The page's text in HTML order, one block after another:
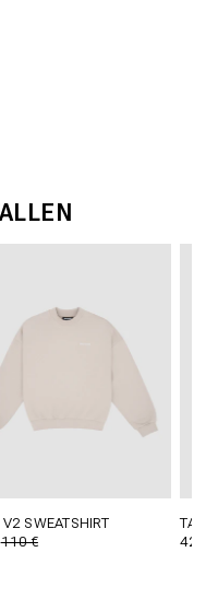
SWEATSHIRT
110 €
TAVI
42 €